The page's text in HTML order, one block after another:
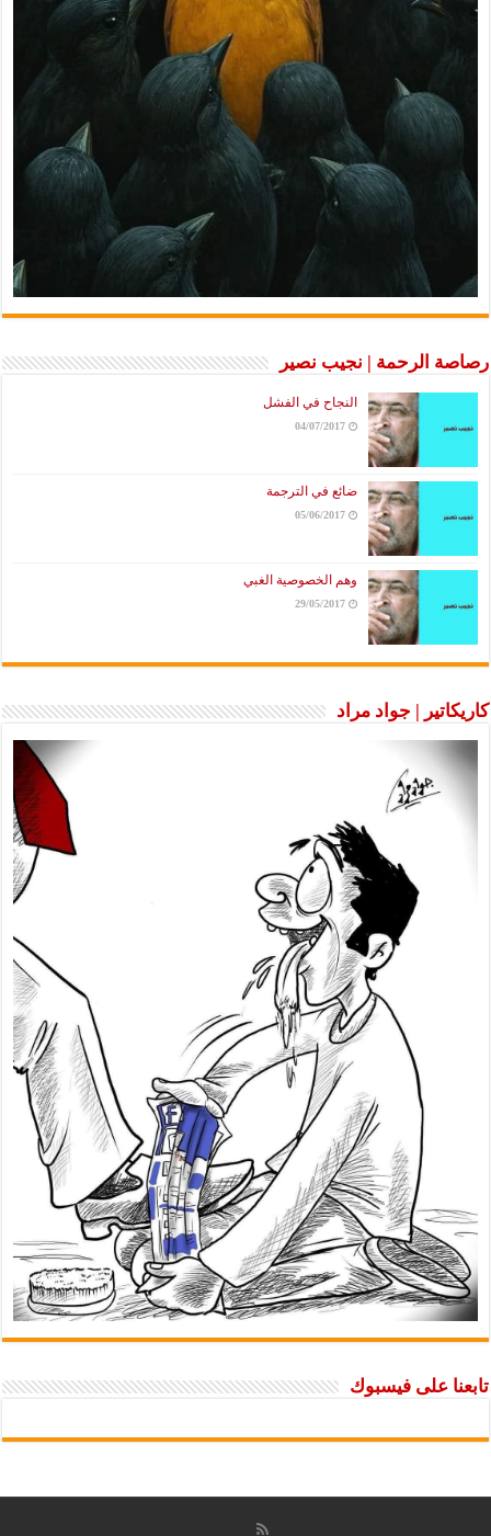
رصاصة الرحمة | نجيب نصير
النجاح في الفشل
04/07/2017
ضائع في الترجمة
05/06/2017
وهم الخصوصية الغبي
29/05/2017
كاريكاتير | جواد مراد
تابعنا على فيسبوك